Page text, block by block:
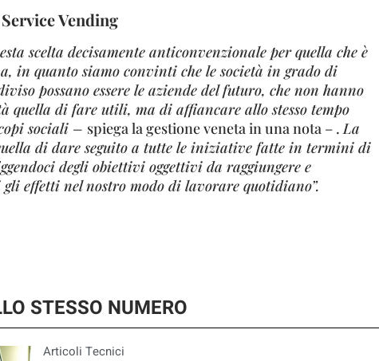
Vending
scelta decisamente anticonvenzionale per quella che è
in quanto siamo convinti che le società in grado di
possano essere le aziende del futuro, che non hanno
quella di fare utili, ma di affiancare allo stesso tempo
sociali – spiega la gestione veneta in una nota – .La
di dare seguito a tutte le iniziative fatte in termini di
degli obiettivi oggettivi da raggiungere e
effetti nel nostro modo di lavorare quotidiano”.
STESSO NUMERO
Articoli Tecnici